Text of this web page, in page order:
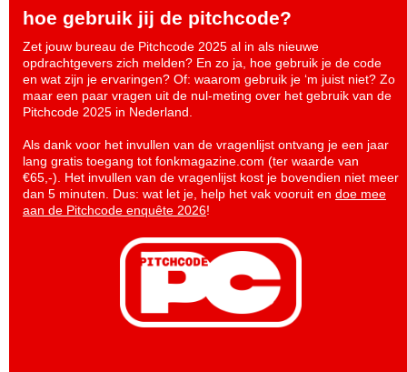
hoe gebruik jij de pitchcode?
Zet jouw bureau de Pitchcode 2025 al in als nieuwe
opdrachtgevers zich melden? En zo ja, hoe gebruik je de code
en wat zijn je ervaringen? Of: waarom gebruik je ‘m juist niet? Zo
maar een paar vragen uit de nul-meting over het gebruik van de
Pitchcode 2025 in Nederland.
Als dank voor het invullen van de vragenlijst ontvang je een jaar
lang gratis toegang tot fonkmagazine.com (ter waarde van
€65,-). Het invullen van de vragenlijst kost je bovendien niet meer
dan 5 minuten. Dus: wat let je, help het vak vooruit en doe mee
aan de Pitchcode enquête 2026!